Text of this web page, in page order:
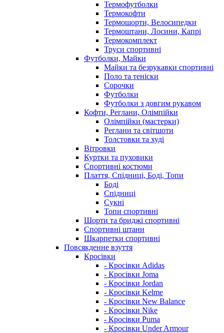
Термофутболки
Термокофти
Термошорти, Велосипедки
Термоштани, Лосини, Капрі
Термокомплект
Труси спортивні
Футболки, Майки
Майки та безрукавки спортивні
Поло та теніски
Сорочки
Футболки
Футболки з довгим рукавом
Кофти, Реглани, Олімпійки
Олімпійки (мастерки)
Реглани та світшоти
Толстовки та худі
Вітровки
Куртки та пуховики
Спортивні костюми
Плаття, Спідниці, Боді, Топи
Боді
Спідниці
Сукні
Топи спортивні
Шорти та бриджі спортивні
Спортивні штани
Шкарпетки спортивні
Повсякденне взуття
Кросівки
- Кросівки Adidas
- Кросівки Joma
- Кросівки Jordan
- Кросівки Kelme
- Кросівки New Balance
- Кросівки Nike
- Кросівки Puma
- Кросівки Under Armour